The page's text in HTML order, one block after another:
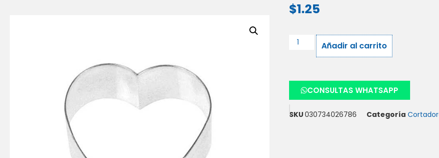
$1.25
Añadir al carrito
CONSULTAS WHATSAPP
SKU030734026786 Categoría